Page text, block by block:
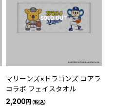
SOLD OUT
マリーンズ×ドラゴンズ コアラ
コラボ フェイスタオル
2,200円（税込）